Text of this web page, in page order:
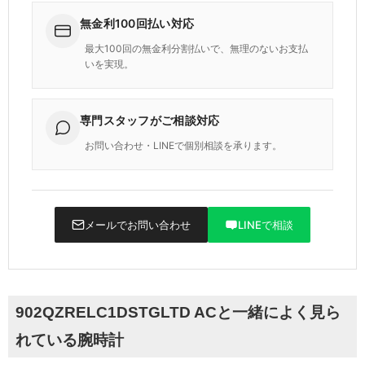
無金利100回払い対応
最大100回の無金利分割払いで、無理のないお支払
いを実現。
専門スタッフがご相談対応
お問い合わせ・LINEで個別相談を承ります。
メールでお問い合わせ LINEで相談
902QZRELC1DSTGLTD ACと一緒によく見ら
れている腕時計